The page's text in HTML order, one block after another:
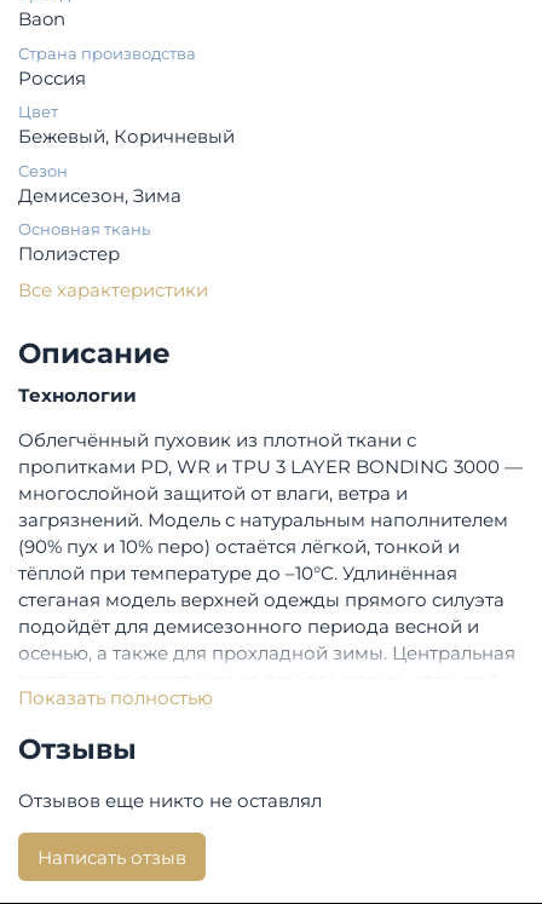
Baon
Страна производства
Россия
Цвет
Бежевый, Коричневый
Сезон
Демисезон, Зима
Основная ткань
Полиэстер
Все характеристики
Описание
Технологии
Облегчённый пуховик из плотной ткани с
пропитками PD, WR и TPU 3 LAYER BONDING 3000 —
многослойной защитой от влаги, ветра и
загрязнений. Модель с натуральным наполнителем
(90% пух и 10% перо) остаётся лёгкой, тонкой и
тёплой при температуре до –10°C. Удлинённая
стеганая модель верхней одежды прямого силуэта
подойдёт для демисезонного периода весной и
осенью, а также для прохладной зимы. Центральная
зубьями специальной формы скрыта под
цельнокроеной планкой с видимыми
брендированными кнопками. Карманы
молнию. По низу рукавов — внутренняя эластичная
строчка, аналогичная строчка проложена по низу
куртки. Капюшон несъёмный, с внутренней
Показать полностью
Отзывы
Отзывов еще никто не оставлял
Написать отзыв